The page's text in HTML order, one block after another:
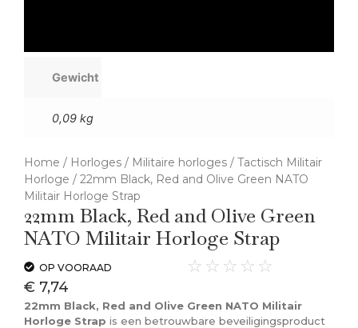
Gewicht
0,09 kg
Home / Horloges / Militaire horloges / Tactisch Militair
Horloge / 22mm Black, Red and Olive Green NATO
Militair Horloge Strap
22mm Black, Red and Olive Green
NATO Militair Horloge Strap
OP VOORAAD ☆ ☆ ☆ ☆ ☆
€ 7,74
22mm Black, Red and Olive Green NATO Militair
Horloge Strap is een betrouwbare beveiligingsproduct